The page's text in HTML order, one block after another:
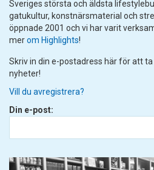
Sveriges största och äldsta
gatukultur, konstnärsmaterial och
öppnade 2001 och vi har varit
merom Highlights!
Skriv in din e-postadress här för att
nyheter!
Vill du avregistrera?
Din e-post: